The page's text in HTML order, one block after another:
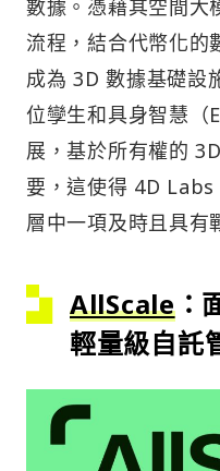
數據。憑藉其空間大
流程，結合代幣化
成為 3D 數據基礎設
位孿生和具身智慧
展，基於所有權的
要，這使得 4D
層中一項及時且具有
AllScale：
輕量級自託